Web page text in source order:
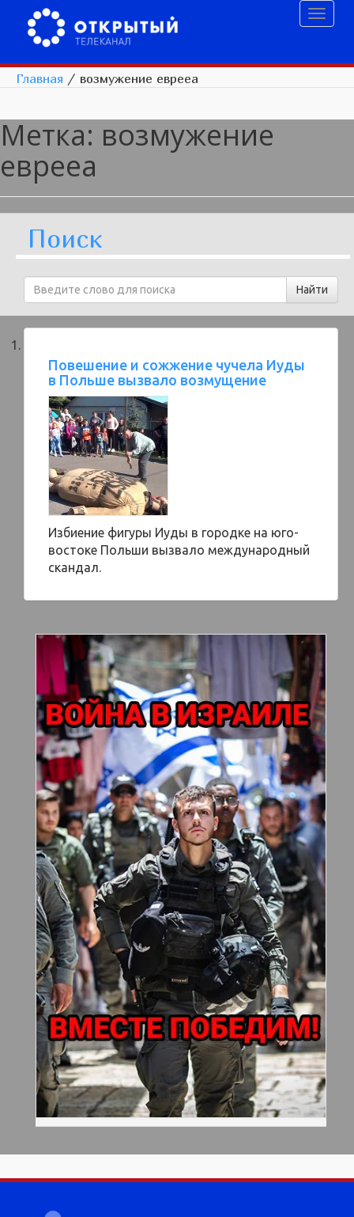
Главная / возмужение еврееа
Метка: возмужение
еврееа
Поиск
Повешение и сожжение чучела Иуды
в Польше вызвало возмущение
Избиение фигуры Иуды в городке на юго-
востоке Польши вызвало международный
скандал.